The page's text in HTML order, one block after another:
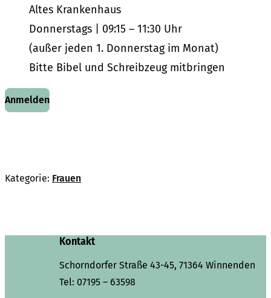
Altes Krankenhaus
Donnerstags | 09:15 – 11:30 Uhr
(außer jeden 1. Donnerstag im Monat)
Bitte Bibel und Schreibzeug mitbringen
Anmelden
Kategorie: Frauen
Kontakt
Schorndorfer Straße 43-45, 71364 Winnenden
Tel: 07195 – 63598